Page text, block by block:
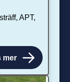
APT,
mer